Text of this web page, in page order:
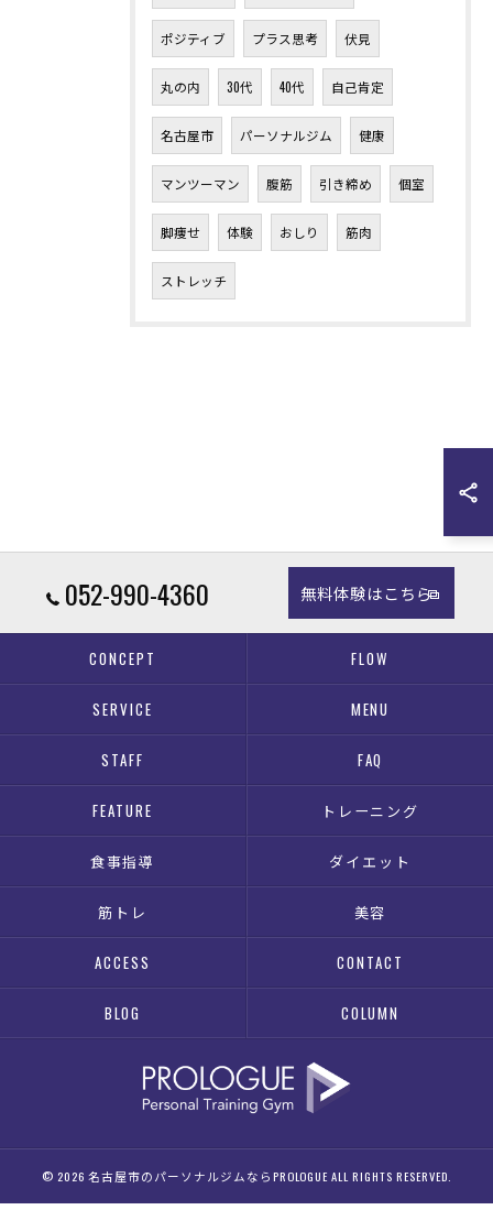
ポジティブ プラス思考 伏見
丸の内 30代 40代 自己肯定
名古屋市 パーソナルジム 健康
マンツーマン 腹筋 引き締め 個室
脚痩せ 体験 おしり 筋肉
ストレッチ
052-990-4360 無料体験はこちら
CONCEPT FLOW
SERVICE MENU
STAFF FAQ
FEATURE トレーニング
食事指導 ダイエット
筋トレ 美容
ACCESS CONTACT
BLOG COLUMN
© 2026 名古屋市のパーソナルジムならPROLOGUE ALL RIGHTS RESERVED.